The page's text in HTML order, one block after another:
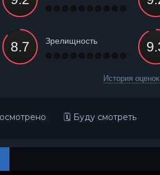
Зрелищность
История оценок
🗓 Буду смотреть